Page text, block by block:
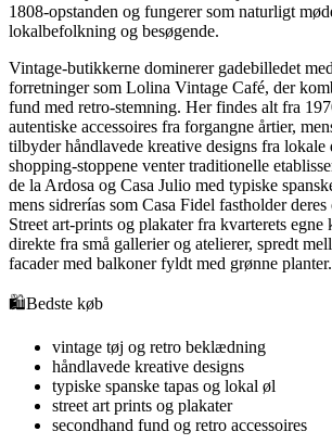
1808-opstanden og fungerer som naturligt
lokalbefolkning og besøgende.
Vintage-butikkerne dominerer gadebilledet
forretninger som Lolina Vintage Café, der
fund med retro-stemning. Her findes alt fra
autentiske accessoires fra forgangne årtier,
tilbyder håndlavede kreative designs fra lokale
shopping-stoppene venter traditionelle
de la Ardosa og Casa Julio med typiske
mens sidrerías som Casa Fidel fastholder
Street art-prints og plakater fra kvarterets egne
direkte fra små gallerier og atelierer, spredt
facader med balkoner fyldt med grønne planter.
🛍️Bedste køb
vintage tøj og retro beklædning
håndlavede kreative designs
typiske spanske tapas og lokal øl
street art prints og plakater
secondhand fund og retro accessoires